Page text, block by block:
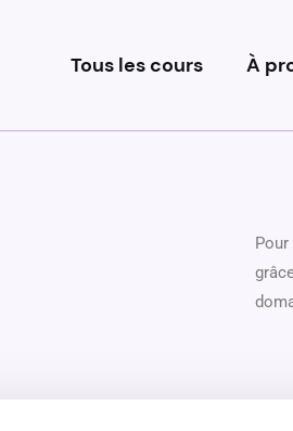
Tous les cours À